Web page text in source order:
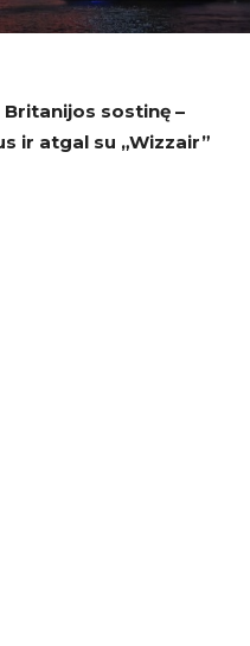
sostinę –
ir atgal su „Wizzair”